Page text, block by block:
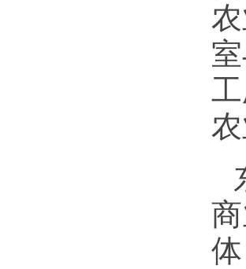
体